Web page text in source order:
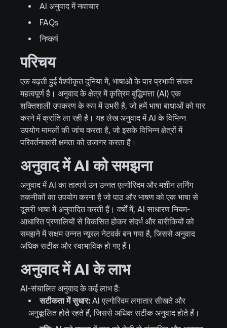
AI अनुवाद में नवाचार
FAQs
निष्कर्ष
परिचय
एक बढ़ती हुई वैश्वीकृत दुनिया में, भाषाओं के पार प्रभावी संचार
महत्वपूर्ण है। अनुवाद के क्षेत्र में कृत्रिम बुद्धिमत्ता (AI) एक
शक्तिशाली उपकरण के रूप में उभरी है, जो हमें भाषा बाधाओं को पार
करने में क्रांति ला रही है। यह लेख अनुवाद में AI के विभिन्न
उपयोग मामलों की जांच करता है, जो इसके विभिन्न क्षेत्रों में
परिवर्तनकारी क्षमता को उजागर करता है।
अनुवाद में AI को समझना
अनुवाद में AI का तात्पर्य उन उन्नत एल्गोरिदम और मशीन लर्निंग
तकनीकों का उपयोग करना है जो पाठ और भाषण को एक भाषा से
दूसरी भाषा में अनुवादित करती हैं। वर्षों में, AI साधारण नियम-
आधारित प्रणालियों से विकसित होकर संदर्भ और बारीकियों को
समझने में सक्षम उन्नत न्यूरल नेटवर्क बन गया है, जिससे अनुवाद
अधिक सटीक और स्वाभाविक हो गए हैं।
अनुवाद में AI के लाभ
AI-संचालित अनुवाद के कई लाभ हैं:
सटीकता में सुधार: AI एल्गोरिदम लगातार सीखते और
अनुकूलित होते रहते हैं, जिससे अधिक सटीक अनुवाद होते हैं।